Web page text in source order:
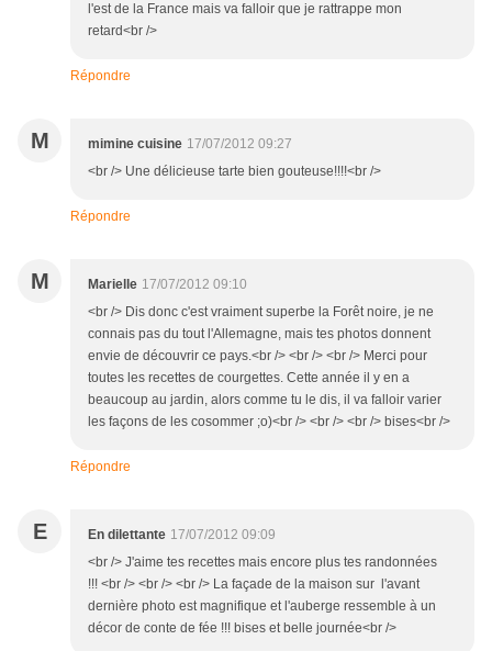
l'est de la France mais va falloir que je rattrappe mon
retard<br />
Répondre
M mimine cuisine 17/07/2012 09:27
<br /> Une délicieuse tarte bien gouteuse!!!!<br />
Répondre
M Marielle 17/07/2012 09:10
<br /> Dis donc c'est vraiment superbe la Forêt noire, je ne
connais pas du tout l'Allemagne, mais tes photos donnent
envie de découvrir ce pays.<br /> <br /> <br /> Merci pour
toutes les recettes de courgettes. Cette année il y en a
beaucoup au jardin, alors comme tu le dis, il va falloir varier
les façons de les cosommer ;o)<br /> <br /> <br /> bises<br />
Répondre
E En dilettante 17/07/2012 09:09
<br /> J'aime tes recettes mais encore plus tes randonnées
!!! <br /> <br /> <br /> La façade de la maison sur l'avant
dernière photo est magnifique et l'auberge ressemble à un
décor de conte de fée !!! bises et belle journée<br />